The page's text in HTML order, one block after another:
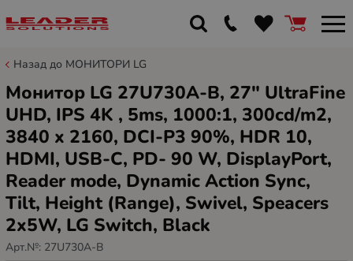
Назад до МОНИТОРИ LG
Монитор LG 27U730A-B, 27" UltraFine
UHD, IPS 4K , 5ms, 1000:1, 300cd/m2,
3840 x 2160, DCI-P3 90%, HDR 10,
HDMI, USB-C, PD- 90 W, DisplayPort,
Reader mode, Dynamic Action Sync,
Tilt, Height (Range), Swivel, Speacers
2x5W, LG Switch, Black
Арт.№: 27U730A-B